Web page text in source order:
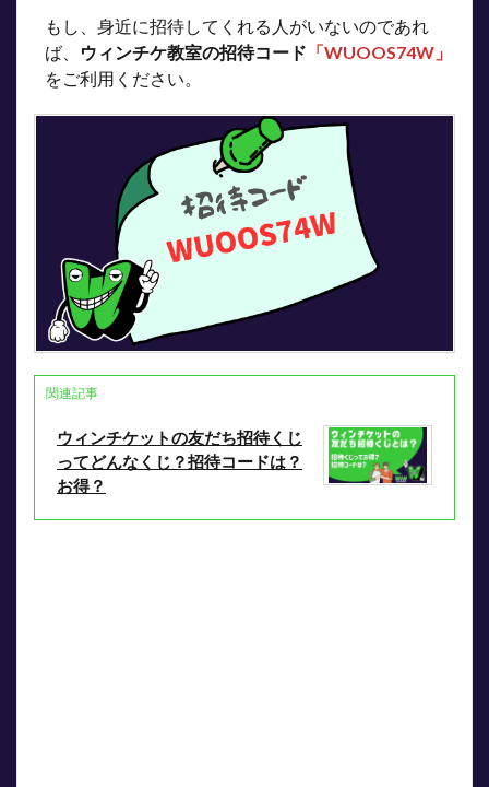
もし、身近に招待してくれる人がいないのであれ
ば、
ウィンチケ教室の招待コード 「WUOOS74W 」
をご利用ください。
関連記事
ウィンチケットの友だち招待くじ
ってどんなくじ？招待コードは？
お得？